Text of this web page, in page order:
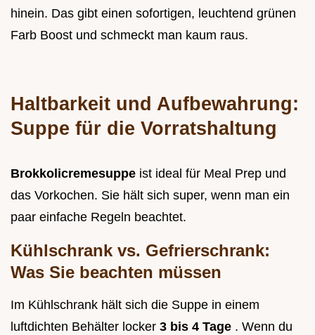
hinein. Das gibt einen sofortigen, leuchtend grünen
Farb Boost und schmeckt man kaum raus.
Haltbarkeit und Aufbewahrung:
Suppe für die Vorratshaltung
Brokkolicremesuppe ist ideal für Meal Prep und
das Vorkochen. Sie hält sich super, wenn man ein
paar einfache Regeln beachtet.
Kühlschrank vs. Gefrierschrank:
Was Sie beachten müssen
Im Kühlschrank hält sich die Suppe in einem
luftdichten Behälter locker 3 bis 4 Tage . Wenn du